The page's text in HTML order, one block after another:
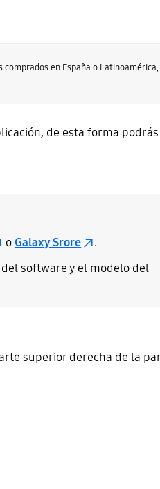
en España o
de esta forma
oGalaxy Srore
.
software y el modelo del
superior derecha de la